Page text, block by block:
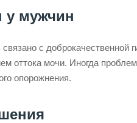
у мужчин
с доброкачественной
оттока мочи. Иногда
опорожнения.